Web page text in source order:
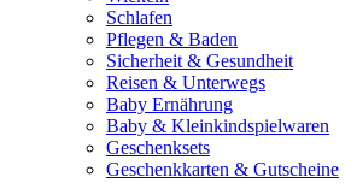
Schlafen
Pflegen & Baden
Sicherheit & Gesundheit
Reisen & Unterwegs
Baby Ernährung
Baby & Kleinkindspielwaren
Geschenksets
Geschenkkarten & Gutscheine